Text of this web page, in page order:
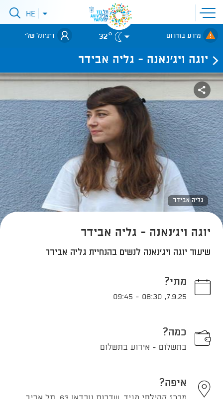
פתיחת
תפריט
אתר
לאתר עיריית
תל-אביב
פתיחתHE
מידע בחירום 32° דיגיתל שלי
יוגה ויג'נאנה - גליה אבידר
גליה אבידר
יוגה ויג'נאנה - גליה אבידר
שיעור יוגה ויג'נאנה לנשים בהנחיית גליה אבידר
מתי?
7.9.25
,
08:30
-
09:45
כמה?
בתשלום - אירוע בתשלום
איפה?